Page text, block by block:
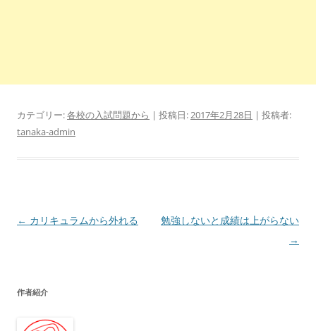
カテゴリー:各校の入試問題から | 投稿日:2017年2月28日 | 投稿者:
tanaka-admin
投
ゲ
← カリキュラムから外れる
勉強しないと成績は上がらない
→
作者紹介